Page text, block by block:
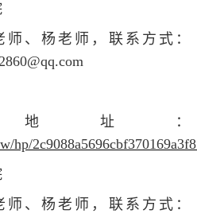
师 、杨老师 ，联系方式：
址：
hp/
师 、杨老师 ，联系方式：